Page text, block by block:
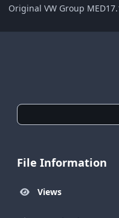
Original VW Group
File Information
Views